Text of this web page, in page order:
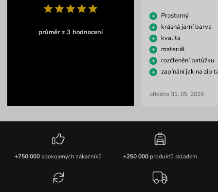
průměr z 3 hodnocení
Prostorný
krásná jarní barva
kvalita
materiál
rozčlenění batůžku
zapínání jak na zip
přidáno 31. 05. 2026
+750 000spokojených zákazníků +250 000produktů skladem